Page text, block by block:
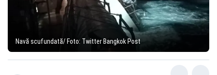
Navă scufundată/ Foto: Twitter Bangkok Post